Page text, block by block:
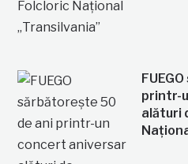
printr-
alături